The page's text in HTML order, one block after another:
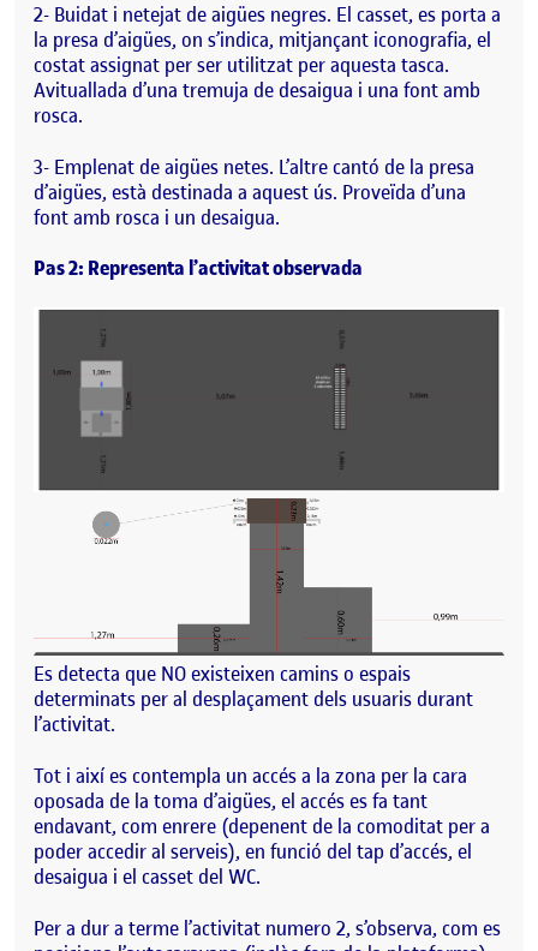
2- Buidat i netejat de aigües negres. El casset, es porta a
la presa d’aigües, on s’indica, mitjançant iconografia, el
costat assignat per ser utilitzat per aquesta tasca.
Avituallada d’una tremuja de desaigua i una font amb
rosca.
3- Emplenat de aigües netes. L’altre cantó de la presa
d’aigües, està destinada a aquest ús. Proveïda d’una
font amb rosca i un desaigua.
Pas 2: Representa l’activitat observada
Es detecta que NO existeixen camins o espais
determinats per al desplaçament dels usuaris durant
l’activitat.
Tot i així es contempla un accés a la zona per la cara
oposada de la toma d’aigües, el accés es fa tant
endavant, com enrere (depenent de la comoditat per a
poder accedir al serveis), en funció del tap d’accés, el
desaigua i el casset del WC.
Per a dur a terme l’activitat numero 2, s’observa, com es